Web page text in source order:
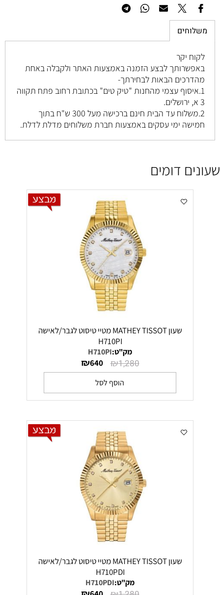
משלוחים
לקוח יקר
באפשרותך לבצע הזמנה באמצעות האתר ולקבלה באחת
מהדרכים הבאות לבחירתך-
1.איסוף עצמי מהחנות "טיק טים" בכתובת רחוב
פתח תקווה
3 א, ירושלים
.
2.משלוח עד הבית חינם ברכישה מעל 300 ש"ח בתוך
חמישה ימי עסקים באמצעות חברת משלוחים מדלת לדלת.
שעונים דומים
שעון MATHEY TISSOT מטיי טיסוט לגבר/לאישה
H710PI
מק"ט:H710PI
₪1,280
₪640
הוסף לסל
שעון MATHEY TISSOT מטיי טיסוט לגבר/לאישה
H710PDI
מק"ט:H710PDI